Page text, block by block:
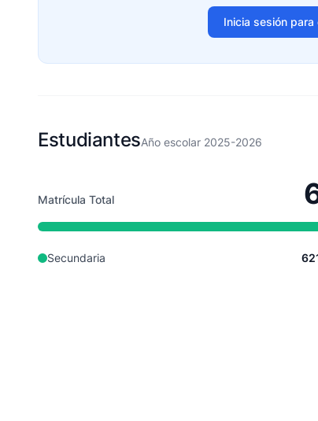
Inicia sesión
EstudiantesAño escolar 2025-2026
Matrícula Total
Secundaria